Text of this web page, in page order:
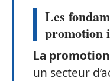
Les
promotion
La
un secteur